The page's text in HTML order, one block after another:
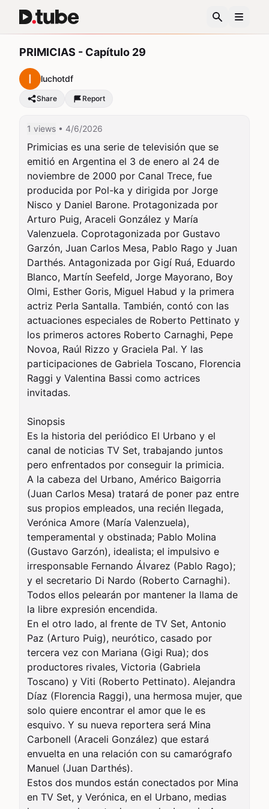
PRIMICIAS - Capítulo 29
luchotdf
Share Report
1 views • 4/6/2026
Primicias es una serie de televisión que se
emitió en Argentina el 3 de enero al 24 de
noviembre de 2000 por Canal Trece, fue
producida por Pol-ka y dirigida por Jorge
Nisco y Daniel Barone. Protagonizada por
Arturo Puig, Araceli González y María
Valenzuela. Coprotagonizada por Gustavo
Garzón, Juan Carlos Mesa, Pablo Rago y Juan
Darthés. Antagonizada por Gigí Ruá, Eduardo
Blanco, Martín Seefeld, Jorge Mayorano, Boy
Olmi, Esther Goris, Miguel Habud y la primera
actriz Perla Santalla. También, contó con las
actuaciones especiales de Roberto Pettinato y
los primeros actores Roberto Carnaghi, Pepe
Novoa, Raúl Rizzo y Graciela Pal. Y las
participaciones de Gabriela Toscano, Florencia
Raggi y Valentina Bassi como actrices
invitadas.
Sinopsis
Es la historia del periódico El Urbano y el
canal de noticias TV Set, trabajando juntos
pero enfrentados por conseguir la primicia.
A la cabeza del Urbano, Américo Baigorria
(Juan Carlos Mesa) tratará de poner paz entre
sus propios empleados, una recién llegada,
Verónica Amore (María Valenzuela),
temperamental y obstinada; Pablo Molina
(Gustavo Garzón), idealista; el impulsivo e
irresponsable Fernando Álvarez (Pablo Rago);
y el secretario Di Nardo (Roberto Carnaghi).
Todos ellos pelearán por mantener la llama de
la libre expresión encendida.
En el otro lado, al frente de TV Set, Antonio
Paz (Arturo Puig), neurótico, casado por
tercera vez con Mariana (Gigi Rua); dos
productores rivales, Victoria (Gabriela
Toscano) y Viti (Roberto Pettinato). Alejandra
Díaz (Florencia Raggi), una hermosa mujer, que
solo quiere encontrar el amor que le es
esquivo. Y su nueva reportera será Mina
Carbonell (Araceli González) que estará
envuelta en una relación con su camarógrafo
Manuel (Juan Darthés).
Estos dos mundos están conectados por Mina
en TV Set, y Verónica, en el Urbano, medias